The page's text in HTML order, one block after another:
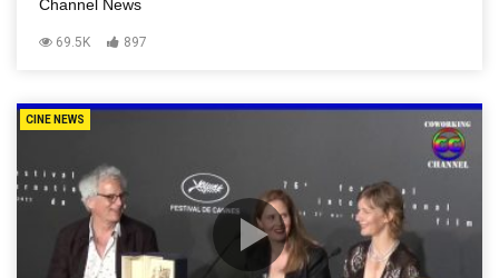
Channel News
69.5K 897
CINE NEWS